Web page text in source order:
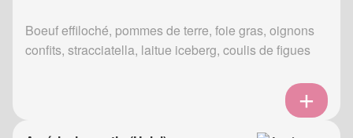
Boeuf effiloché, pommes de terre, foie gras, oignons
confits, stracciatella, laitue iceberg, coulis de figues